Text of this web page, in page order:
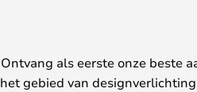
Ontvang als eerste onze beste
het gebied van